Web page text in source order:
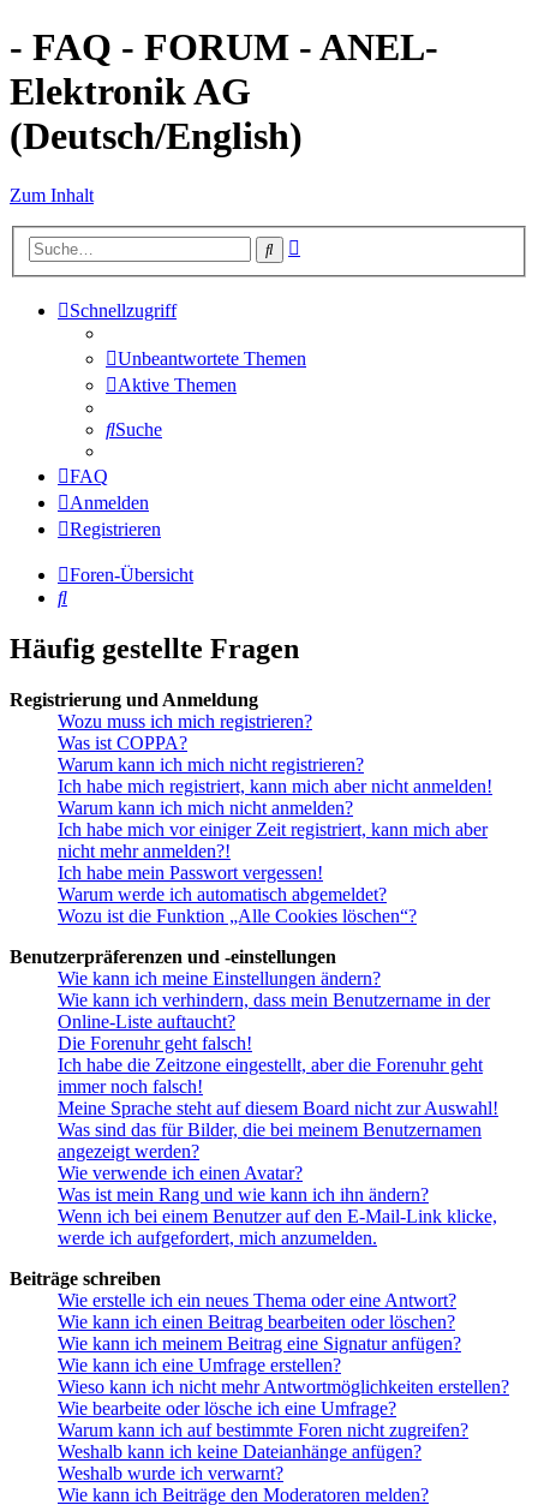
- FAQ - FORUM - ANEL-
Elektronik AG
(Deutsch/English)
Zum Inhalt
Suche
Schnellzugriff
Unbeantwortete Themen
Aktive Themen
Suche
FAQ
Anmelden
Registrieren
Foren-Übersicht
Suche
Häufig gestellte Fragen
Registrierung und Anmeldung
Wozu muss ich mich registrieren?
Was ist COPPA?
Warum kann ich mich nicht registrieren?
Ich habe mich registriert, kann mich aber nicht anmelden!
Warum kann ich mich nicht anmelden?
Ich habe mich vor einiger Zeit registriert, kann mich aber
nicht mehr anmelden?!
Ich habe mein Passwort vergessen!
Warum werde ich automatisch abgemeldet?
Wozu ist die Funktion „Alle Cookies löschen“?
Benutzerpräferenzen und -einstellungen
Wie kann ich meine Einstellungen ändern?
Wie kann ich verhindern, dass mein Benutzername in der
Online-Liste auftaucht?
Die Forenuhr geht falsch!
Ich habe die Zeitzone eingestellt, aber die Forenuhr geht
immer noch falsch!
Meine Sprache steht auf diesem Board nicht zur Auswahl!
Was sind das für Bilder, die bei meinem Benutzernamen
angezeigt werden?
Wie verwende ich einen Avatar?
Was ist mein Rang und wie kann ich ihn ändern?
Wenn ich bei einem Benutzer auf den E-Mail-Link klicke,
werde ich aufgefordert, mich anzumelden.
Beiträge schreiben
Wie erstelle ich ein neues Thema oder eine Antwort?
Wie kann ich einen Beitrag bearbeiten oder löschen?
Wie kann ich meinem Beitrag eine Signatur anfügen?
Wie kann ich eine Umfrage erstellen?
Wieso kann ich nicht mehr Antwortmöglichkeiten erstellen?
Wie bearbeite oder lösche ich eine Umfrage?
Warum kann ich auf bestimmte Foren nicht zugreifen?
Weshalb kann ich keine Dateianhänge anfügen?
Weshalb wurde ich verwarnt?
Wie kann ich Beiträge den Moderatoren melden?